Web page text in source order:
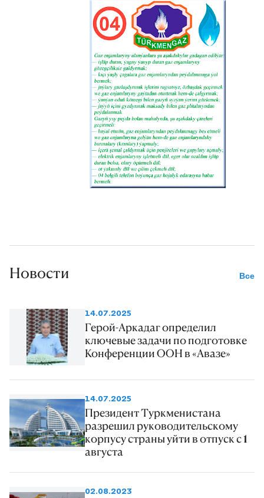
Новости Все
14.07.2025
Герой-Аркадаг определил
ключевые задачи по подготовке
Конференции ООН в «Авазе»
14.07.2025
Президент Туркменистана
разрешил руководительскому
корпусу страны уйти в отпуск с 1
августа
02.08.2023